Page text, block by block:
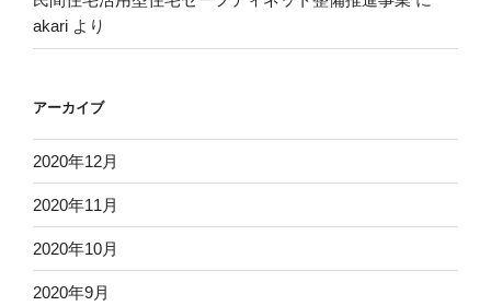
akari より
アーカイブ
2020年12月
2020年11月
2020年10月
2020年9月